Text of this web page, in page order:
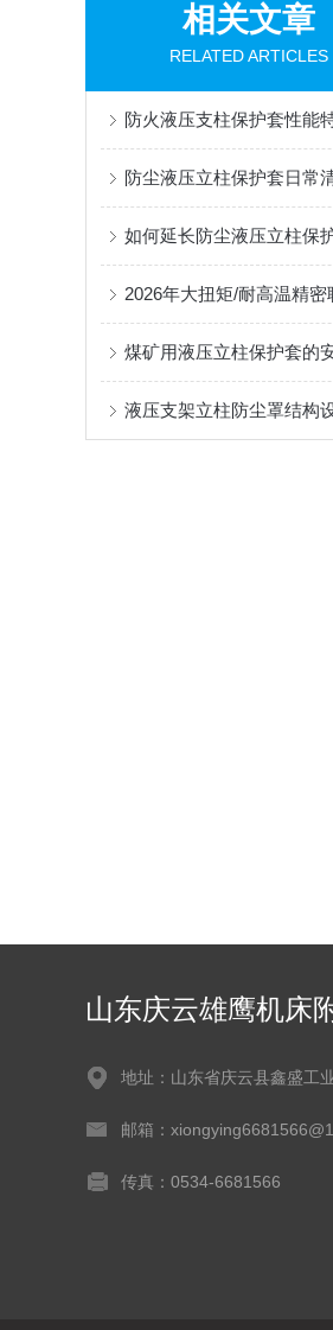
相关文章
RELATED ARTICLES
山东庆云雄鹰机床
地址：山东省庆云县鑫盛工
邮箱：
传真：0534-6681566